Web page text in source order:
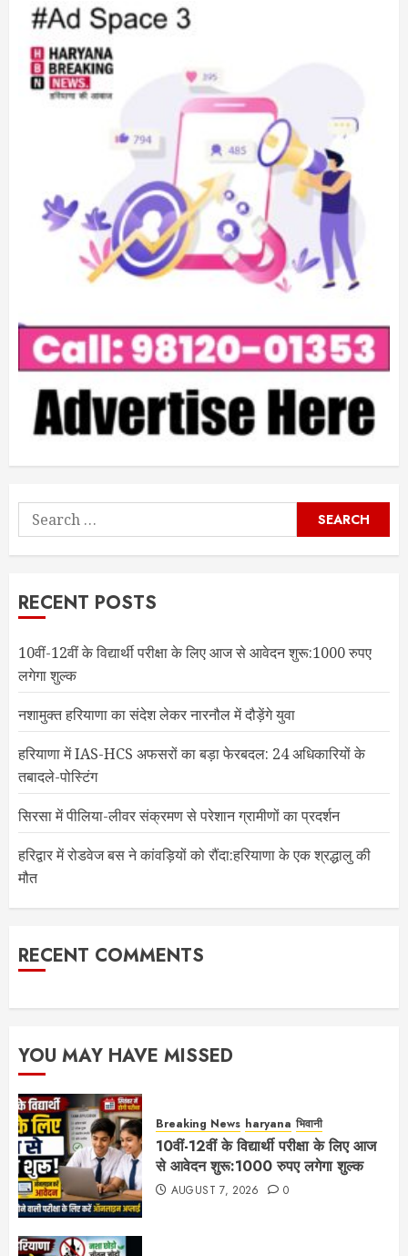
Search
for:
RECENT POSTS
10वीं-12वीं के विद्यार्थी परीक्षा के लिए आज से आवेदन शुरू:1000 रुपए
लगेगा शुल्क
नशामुक्त हरियाणा का संदेश लेकर नारनौल में दौड़ेंगे युवा
हरियाणा में IAS-HCS अफसरों का बड़ा फेरबदल: 24 अधिकारियों के
तबादले-पोस्टिंग
सिरसा में पीलिया-लीवर संक्रमण से परेशान ग्रामीणों का प्रदर्शन
हरिद्वार में रोडवेज बस ने कांवड़ियों को रौंदा:हरियाणा के एक श्रद्धालु की
मौत
RECENT COMMENTS
YOU MAY HAVE MISSED
Breaking News haryana भिवानी
10वीं-12वीं के विद्यार्थी परीक्षा के लिए आज
से आवेदन शुरू:1000 रुपए लगेगा शुल्क
AUGUST 7, 2026 0